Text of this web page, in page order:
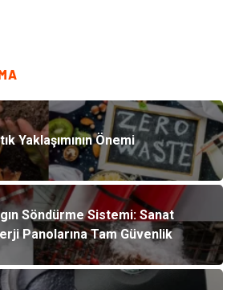
Yaklaşımının Önemi
Söndürme Sistemi: Sanat
Panolarına Tam Güvenlik